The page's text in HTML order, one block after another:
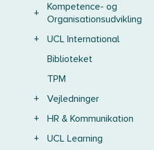
+
Kompetence- og
Organisationsudvikling
+
UCL International
Biblioteket
TPM
+
Vejledninger
+
HR & Kommunikation
+
UCL Learning